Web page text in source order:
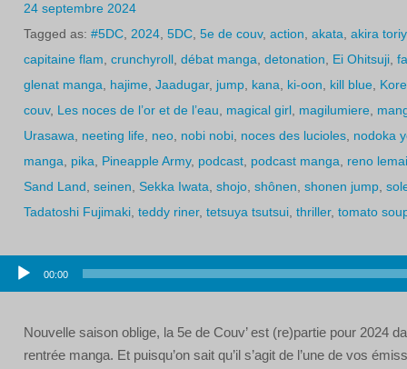
24 septembre 2024
Tagged as: #5DC, 2024, 5DC, 5e de couv, action akata akira
capitaine flam crunchyroll, débat manga detonation Ei Ohitsuji,
glenat manga
hajime, Jaadugar, jump, kana ki-oon kill blue,
couv, Les noces de l’or et de l’eau magical girl, magilumiere,
Urasawa
neeting life, neo, nobi nobi, noces des lucioles, nodoka
manga
pika Pineapple Army, podcast, podcast manga
reno
Sand Land seinen Sekka Iwata shojo, shônen shonen jump,
Tadatoshi Fujimaki, teddy riner, tetsuya tsutsui, thriller, tomato
Lecteur
00:00
Nouvelle saison oblige, la 5e de Couv’ est (re)partie pour 2024
rentrée manga. Et puisqu’on sait qu’il s’agit de l’une de vos